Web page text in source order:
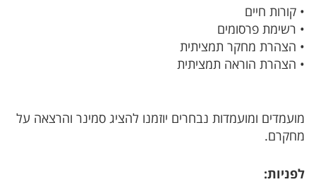
• קורות חיים
• רשימת פרסומים
• הצהרת מחקר תמציתית
• הצהרת הוראה תמציתית
מועמדים ומועמדות נבחרים יוזמנו להציג סמינר והרצאה על
מחקרם.
לפניות: